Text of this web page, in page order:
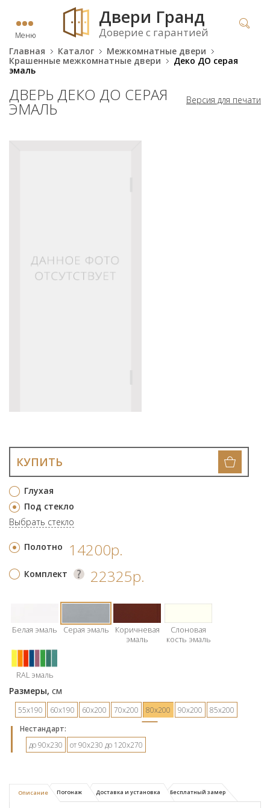
Меню
Двери Гранд
Доверие с гарантией
Главная Каталог
Межкомнатные двери
Крашенные межкомнатные двери
Деко ДО серая
эмаль
Версия для печати
ДВЕРЬ ДЕКО ДО СЕРАЯ
ЭМАЛЬ
Глухая
Под стекло
Выбрать стекло
КУПИТЬ
Полотно 14200р.
Комплект 22325р.
Белая эмаль Серая эмаль
Коричневая
эмаль
Слоновая
кость эмаль
RAL эмаль
Размеры, см
55х190 60х190 60х200 70х200 80х200 90х200
85х200
Hестандарт:
до 90х230
от 90х230 до 120х270
Описание Погонаж Доставка и установка Бесплатный замер